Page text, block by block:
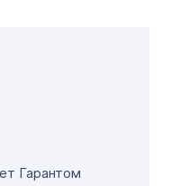
Гарантом